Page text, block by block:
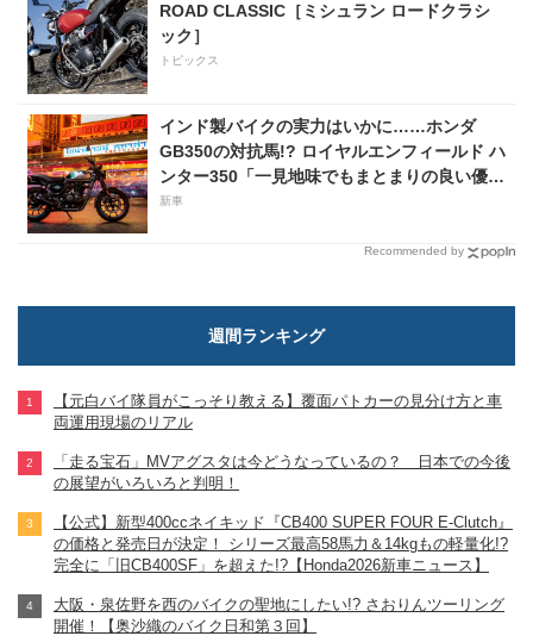
ROAD CLASSIC［ミシュラン ロードクラシ
ック］
トピックス
インド製バイクの実力はいかに……ホンダ
GB350の対抗馬!? ロイヤルエンフィールド ハ
ンター350「一見地味でもまとまりの良い優秀
な１台」
新車
Recommended by
週間ランキング
【元白バイ隊員がこっそり教える】覆面パトカーの見分け方と車
両運用現場のリアル
「走る宝石」MVアグスタは今どうなっているの？ 日本での今後
の展望がいろいろと判明！
【公式】新型400ccネイキッド『CB400 SUPER FOUR E-Clutch』
の価格と発売日が決定！ シリーズ最高58馬力＆14kgもの軽量化!?
完全に「旧CB400SF」を超えた!?【Honda2026新車ニュース】
大阪・泉佐野を西のバイクの聖地にしたい!? さおりんツーリング
開催！【奥沙織のバイク日和第３回】